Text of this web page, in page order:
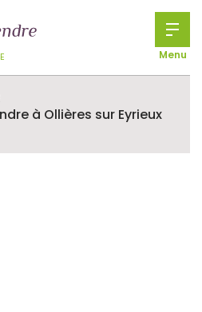
Menu
à Ollières sur Eyrieux